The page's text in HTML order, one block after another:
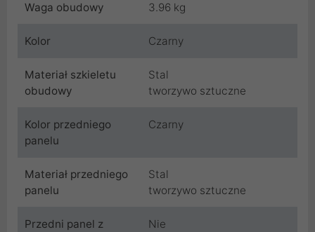
Waga obudowy 3.96 kg
Kolor Czarny
Materiał szkieletu
obudowy
Stal
tworzywo sztuczne
Kolor przedniego
panelu
Czarny
Materiał przedniego
panelu
Stal
tworzywo sztuczne
Przedni panel z
Nie